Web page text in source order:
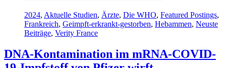
2024, Aktuelle Studien, Ärzte, Die WHO, Featured Postings,
Frankreich, Geimpft-erkrankt-gestorben, Hebammen, Neuste
Beiträge, Verity France
DNA-Kontamination im mRNA-COVID-